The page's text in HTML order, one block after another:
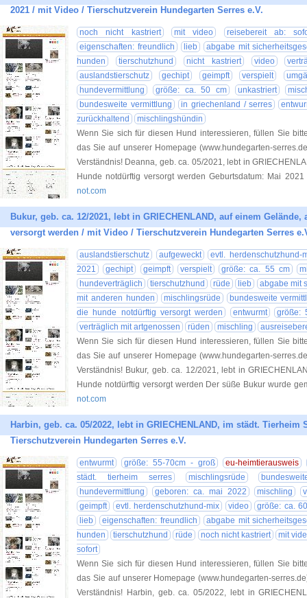
2021 / mit Video / Tierschutzverein Hundegarten Serres e.V.
noch nicht kastriert mit video
reisebereit ab:
eigenschaften: freundlich
lieb
abgabe mit
hunden
tierschutzhund nicht kastriert video
auslandstierschutz
gechipt geimpft verspielt
hundevermittlung
größe: ca. 50 cm unkastriert
bundesweite vermittlung
in griechenland / serres
zurückhaltend
mischlingshündin
Wenn Sie sich für diesen Hund interessieren, füllen Sie
das Sie auf unserer Homepage (www.hundegarten-
Verständnis! Deanna, geb. ca. 05/2021, lebt in
Hunde notdürftig versorgt werden Geburtsdatum: Mai
not.com
Bukur, geb. ca. 12/2021, lebt in GRIECHENLAND, auf einem
versorgt werden / mit Video / Tierschutzverein Hundegarten Serres
auslandstierschutz aufgeweckt
evtl. herdenschutzhund-
2021
gechipt geimpft verspielt größe: ca. 55 cm
hundeverträglich
tierschutzhund rüde lieb
abgabe mit
mit anderen hunden
mischlingsrüde
bundesweite
die hunde notdürftig versorgt werden
entwurmt
größe:
verträglich mit artgenossen
rüden mischling
Wenn Sie sich für diesen Hund interessieren, füllen Sie
das Sie auf unserer Homepage (www.hundegarten-
Verständnis! Bukur, geb. ca. 12/2021, lebt in
Hunde notdürftig versorgt werden Der süße Bukur wurde
not.com
Harbin, geb. ca. 05/2022, lebt in GRIECHENLAND, im städt. Tierheim
Tierschutzverein Hundegarten Serres e.V.
entwurmt größe: 55-70cm - groß
eu-heimtierausweis
städt. tierheim serres
mischlingsrüde
hundevermittlung
geboren: ca. mai 2022 mischling
geimpft
evtl. herdenschutzhund-mix video
größe: ca.
lieb
eigenschaften: freundlich
abgabe mit
hunden
tierschutzhund rüde noch nicht kastriert
mit
sofort
Wenn Sie sich für diesen Hund interessieren, füllen Sie
das Sie auf unserer Homepage (www.hundegarten-
Verständnis! Harbin, geb. ca. 05/2022, lebt in